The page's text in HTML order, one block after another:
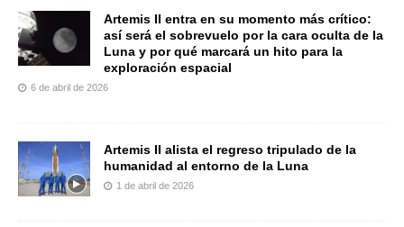
Artemis II entra en su momento más crítico:
así será el sobrevuelo por la cara oculta de la
Luna y por qué marcará un hito para la
exploración espacial
6 de abril de 2026
Artemis II alista el regreso tripulado de la
humanidad al entorno de la Luna
1 de abril de 2026